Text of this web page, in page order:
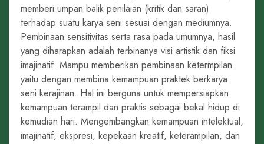
memberi umpan balik penilaian (kritik dan saran)
terhadap suatu karya seni sesuai dengan mediumnya.
Pembinaan sensitivitas serta rasa pada umumnya, hasil
yang diharapkan adalah terbinanya visi artistik dan fiksi
imajinatif. Mampu memberikan pembinaan ketermpilan
yaitu dengan membina kemampuan praktek berkarya
seni kerajinan. Hal ini berguna untuk mempersiapkan
kemampuan terampil dan praktis sebagai bekal hidup di
kemudian hari. Mengembangkan kemampuan intelektual,
imajinatif, ekspresi, kepekaan kreatif, keterampilan, dan